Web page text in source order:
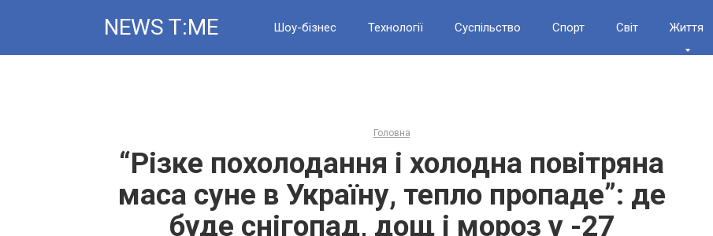
NEWS T:ME Шоу-бізнес Технології Суспільство Спорт Світ Життя
Головна
“Різке похолодання і холодна повітряна
маса суне в Україну, тепло пропаде”: де
буде снігопад, дощ і мороз у -27